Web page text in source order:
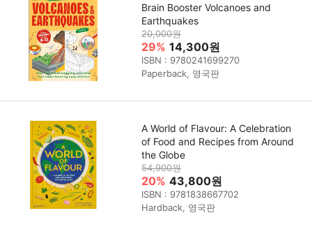
Brain Booster Volcanoes and
Earthquakes
20,000원
29% 14,300원
ISBN : 9780241699270
Paperback, 영국판
A World of Flavour: A Celebration
of Food and Recipes from Around
the Globe
54,900원
20% 43,800원
ISBN : 9781838667702
Hardback, 영국판